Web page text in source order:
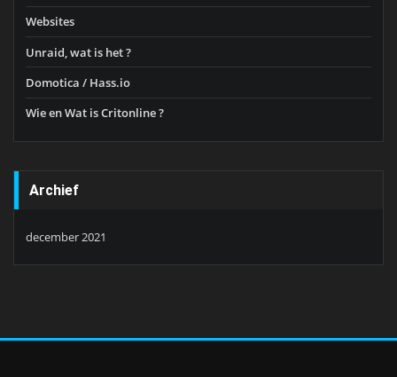
Websites
Unraid, wat is het ?
Domotica / Hass.io
Wie en Wat is Critonline ?
Archief
december 2021